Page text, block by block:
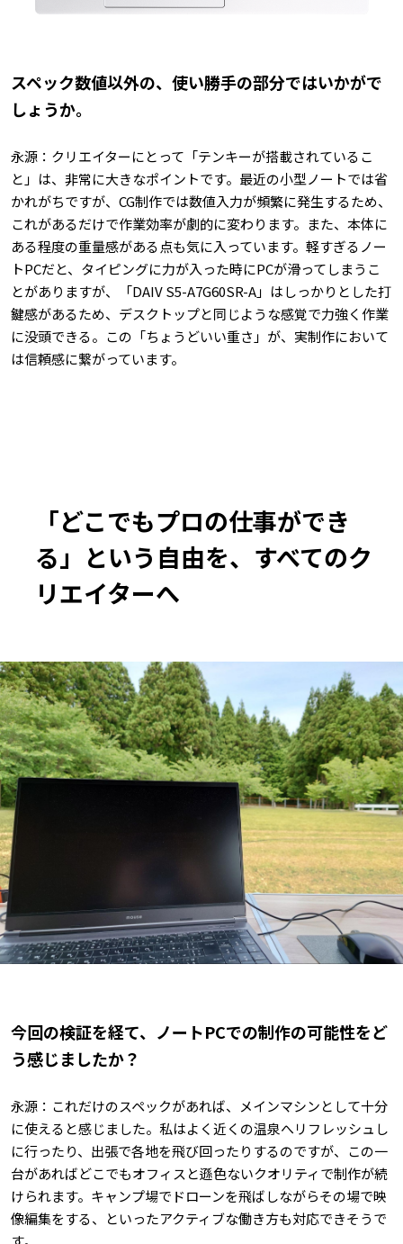
――スペック数値以外の、使い勝手の部分ではいかがで
しょうか。
永源：クリエイターにとって「テンキーが搭載されているこ
と」は、非常に大きなポイントです。最近の小型ノートでは省
かれがちですが、CG制作では数値入力が頻繁に発生するため、
これがあるだけで作業効率が劇的に変わります。また、本体に
ある程度の重量感がある点も気に入っています。軽すぎるノー
トPCだと、タイピングに力が入った時にPCが滑ってしまうこ
とがありますが、「DAIV S5-A7G60SR-A」はしっかりとした打
鍵感があるため、デスクトップと同じような感覚で力強く作業
に没頭できる。この「ちょうどいい重さ」が、実制作において
は信頼感に繋がっています。
「どこでもプロの仕事ができ
る」という自由を、すべてのク
リエイターへ
――今回の検証を経て、ノートPCでの制作の可能性をど
う感じましたか？
永源：これだけのスペックがあれば、メインマシンとして十分
に使えると感じました。私はよく近くの温泉へリフレッシュし
に行ったり、出張で各地を飛び回ったりするのですが、この一
台があればどこでもオフィスと遜色ないクオリティで制作が続
けられます。キャンプ場でドローンを飛ばしながらその場で映
像編集をする、といったアクティブな働き方も対応できそうで